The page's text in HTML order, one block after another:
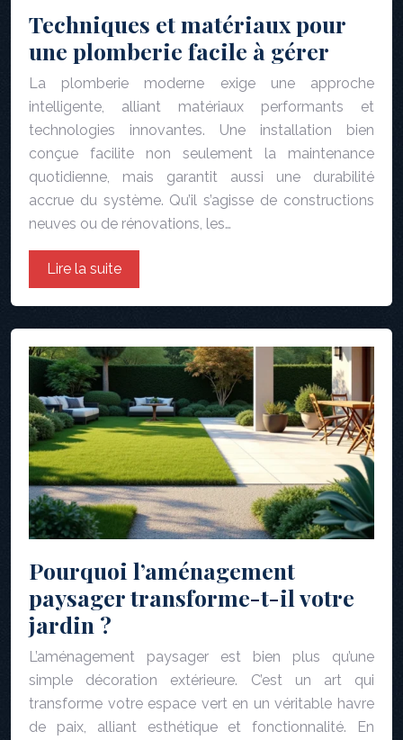
Techniques et matériaux pour
une plomberie facile à gérer
La plomberie moderne exige une approche
intelligente, alliant matériaux performants et
technologies innovantes. Une installation bien
conçue facilite non seulement la maintenance
quotidienne, mais garantit aussi une durabilité
accrue du système. Qu’il s’agisse de constructions
neuves ou de rénovations, les…
Lire la suite
Pourquoi l’aménagement
paysager transforme-t-il votre
jardin ?
L’aménagement paysager est bien plus qu’une
simple décoration extérieure. C’est un art qui
transforme votre espace vert en un véritable havre
de paix, alliant esthétique et fonctionnalité. En